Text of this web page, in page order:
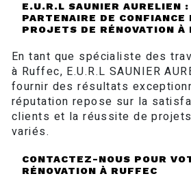
E.U.R.L SAUNIER AURELIEN :
PARTENAIRE DE CONFIANCE
PROJETS DE RÉNOVATION À
En tant que spécialiste des
à Ruffec, E.U.R.L SAUNIER
fournir des résultats
réputation repose sur la
clients et la réussite de
variés.
CONTACTEZ-NOUS POUR
RÉNOVATION À RUFFEC